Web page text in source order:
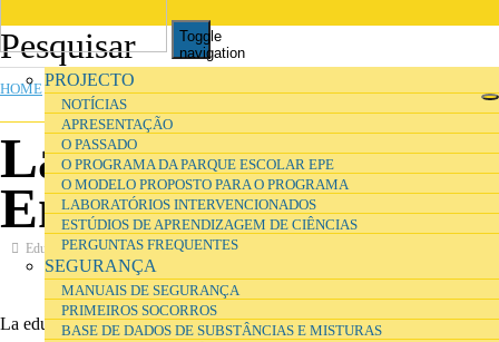
Toggle
navigation
PROJECTO
NOTÍCIAS
APRESENTAÇÃO
O PASSADO
O PROGRAMA DA PARQUE ESCOLAR EPE
O MODELO PROPOSTO PARA O PROGRAMA
LABORATÓRIOS INTERVENCIONADOS
ESTÚDIOS DE APRENDIZAGEM DE CIÊNCIAS
PERGUNTAS FREQUENTES
SEGURANÇA
MANUAIS DE SEGURANÇA
PRIMEIROS SOCORROS
BASE DE DADOS DE SUBSTÂNCIAS E MISTURAS
HOME»PROJETO»NOTÍCIAS
La educación en la
Encrucijada
Educação
La educación en la encrucijada, de